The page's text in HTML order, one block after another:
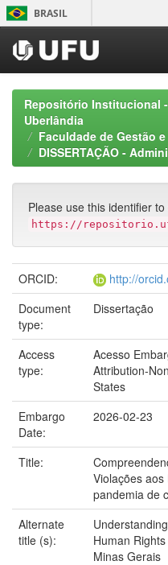
Skip
navigation
BRASIL
Repositório Institucional
Uberlândia
Faculdade de Gestão
DISSERTAÇÃO -
Please use this identifier
https://
ORCID:
http://
Document
type:
Dissertação
Access
type:
Acesso
Attribution-
States
Embargo
Date:
2026-02-23
Title:
Violações
pandemia de
Alternate
title (s):
Human
Minas Gerais